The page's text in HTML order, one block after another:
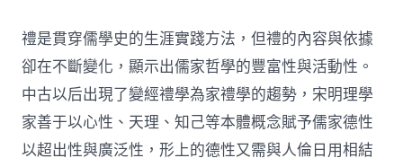
禮是貫穿儒學史的生涯實踐方法，但禮的內容與依據
卻在不斷變化，顯示出儒家哲學的豐富性與活動性。
中古以后出現了變經禮學為家禮學的趨勢，宋明理學
家善于以心性、天理、知己等本體概念賦予儒家德性
以超出性與廣泛性，形上的德性又需與人倫日用相結